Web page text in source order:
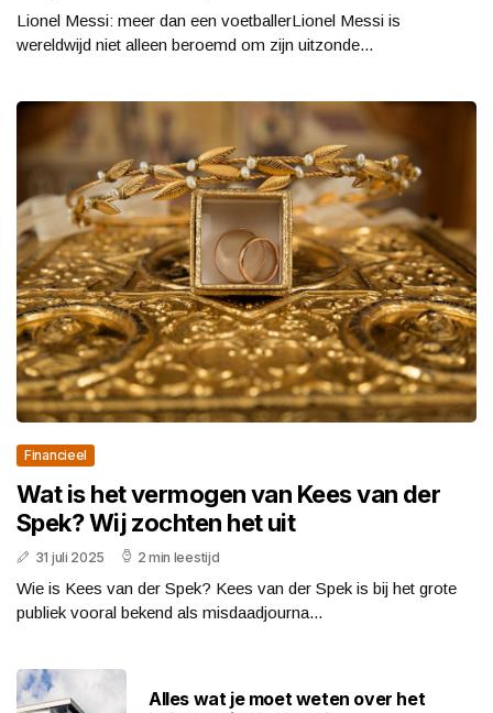
Lionel Messi: meer dan een voetballerLionel Messi is
wereldwijd niet alleen beroemd om zijn uitzonde...
Financieel
Wat is het vermogen van Kees van der
Spek? Wij zochten het uit
31 juli 2025 2 min leestijd
Wie is Kees van der Spek? Kees van der Spek is bij het grote
publiek vooral bekend als misdaadjourna...
Alles wat je moet weten over het